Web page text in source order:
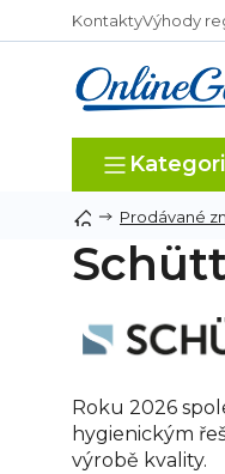
na
KontaktyVýhody
Prodávané
Roku 2026
hygienickým
výrobě kvality.